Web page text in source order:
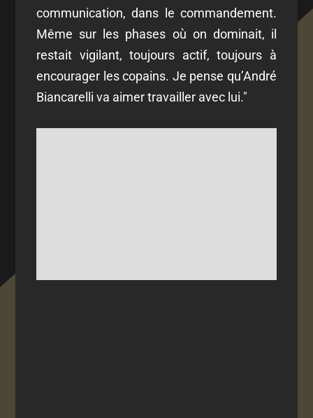
communication, dans le commandement.
Même sur les phases où on dominait, il
restait vigilant, toujours actif, toujours à
encourager les copains. Je pense qu’André
Biancarelli va aimer travailler avec lui."